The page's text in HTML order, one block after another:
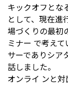
キックオフとな
として、現在進
場づくりの最初
ミナー で考え
サーでありシア
話しました。
オンライ ンと